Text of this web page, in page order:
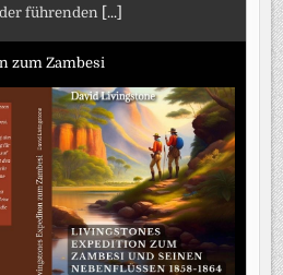
führenden [...]
zum Zambesi